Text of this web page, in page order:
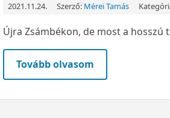
2021.11.24. Szerző: Mérei Tamás
Újra Zsámbékon, de most a hosszú
Tovább olvasom